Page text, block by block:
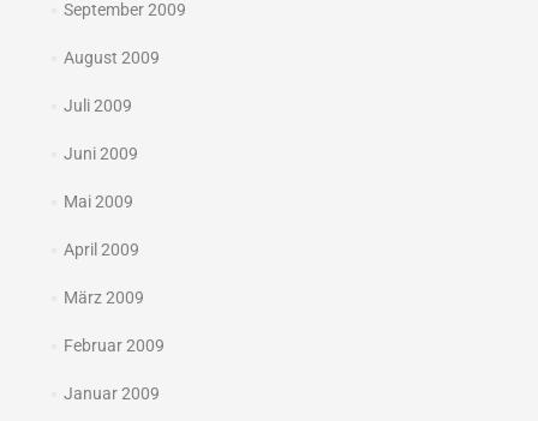
September 2009
August 2009
Juli 2009
Juni 2009
Mai 2009
April 2009
März 2009
Februar 2009
Januar 2009